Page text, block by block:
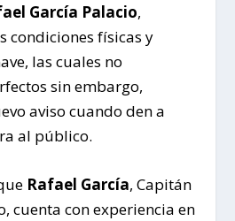
García Palacio,
condiciones físicas y
las cuales no
sin embargo,
aviso cuando den a
al público.
Rafael García, Capitán
cuenta con experiencia en